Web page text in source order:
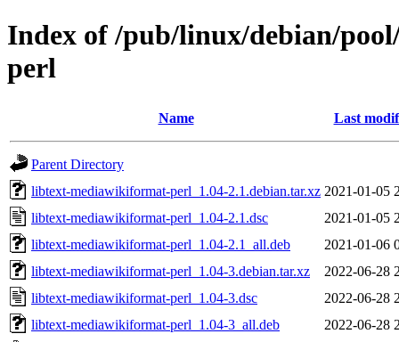
Index of /pub/linux/debian/
perl
Name Last
Parent Directory
libtext-mediawikiformat-perl_1.04-2.1.debian.tar.xz 2021-01-05
libtext-mediawikiformat-perl_1.04-2.1.dsc
2021-01-05
libtext-mediawikiformat-perl_1.04-2.1_all.deb
2021-01-06
libtext-mediawikiformat-perl_1.04-3.debian.tar.xz
2022-06-28
libtext-mediawikiformat-perl_1.04-3.dsc
2022-06-28
libtext-mediawikiformat-perl_1.04-3_all.deb
2022-06-28